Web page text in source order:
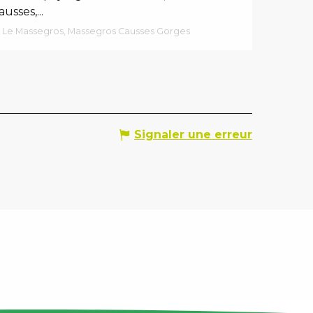
Le Massegros, Massegros Causses Gorges
Signaler une erreur